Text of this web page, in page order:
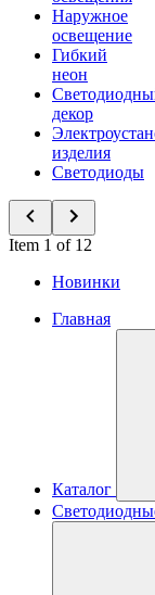
Наружное
освещение
Гибкий
неон
декор
изделия
Светодиоды
Item 1 of 12
Новинки
Главная
Каталог